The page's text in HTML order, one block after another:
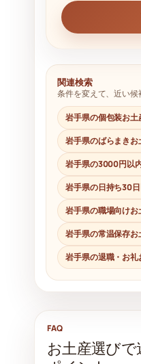
関連検索
条件を変えて、近い候
岩手県の個包装お土
岩手県のばらまきお
岩手県の3000円以
岩手県の日持ち30
岩手県の職場向けお
岩手県の常温保存お
岩手県の退職・お礼
FAQ
お土産選び